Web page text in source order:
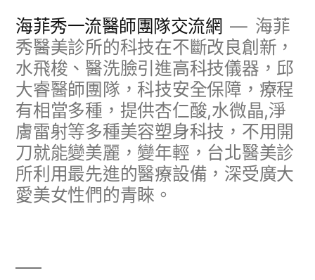
海菲秀一流醫師團隊交流網
海菲
秀醫美診所的科技在不斷改良創新，
水飛梭、醫洗臉引進高科技儀器，邱
大睿醫師團隊，科技安全保障，療程
有相當多種，提供杏仁酸,水微晶,淨
膚雷射等多種美容塑身科技，不用開
刀就能變美麗，變年輕，台北醫美診
所利用最先進的醫療設備，深受廣大
愛美女性們的青睞。